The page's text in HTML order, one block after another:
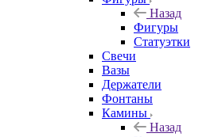
Назад
Фигуры
Статуэтки
Свечи
Вазы
Держатели
Фонтаны
Камины
Назад